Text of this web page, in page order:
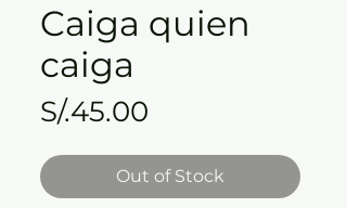
Caiga quien
caiga
S/.45.00
Out of Stock